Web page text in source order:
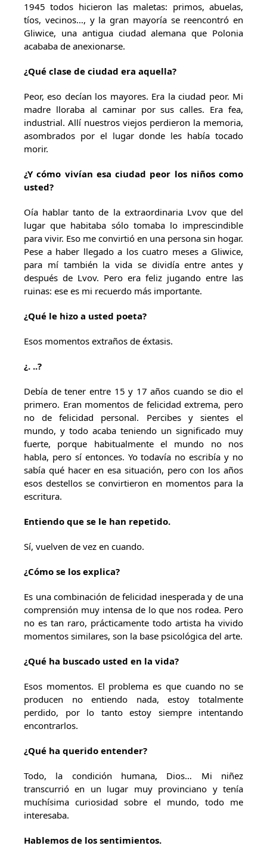
1945 todos hicieron las maletas: primos, abuelas,
tíos, vecinos…, y la gran mayoría se reencontró en
Gliwice, una antigua ciudad alemana que Polonia
acababa de anexionarse.
¿Qué clase de ciudad era aquella?
Peor, eso decían los mayores. Era la ciudad peor. Mi
madre lloraba al caminar por sus calles. Era fea,
industrial. Allí nuestros viejos perdieron la memoria,
asombrados por el lugar donde les había tocado
morir.
¿Y cómo vivían esa ciudad peor los niños como
usted?
Oía hablar tanto de la extraordinaria Lvov que del
lugar que habitaba sólo tomaba lo imprescindible
para vivir. Eso me convirtió en una persona sin hogar.
Pese a haber llegado a los cuatro meses a Gliwice,
para mí también la vida se dividía entre antes y
después de Lvov. Pero era feliz jugando entre las
ruinas: ese es mi recuerdo más importante.
¿Qué le hizo a usted poeta?
Esos momentos extraños de éxtasis.
¿. ..?
Debía de tener entre 15 y 17 años cuando se dio el
primero. Eran momentos de felicidad extrema, pero
no de felicidad personal. Percibes y sientes el
mundo, y todo acaba teniendo un significado muy
fuerte, porque habitualmente el mundo no nos
habla, pero sí entonces. Yo todavía no escribía y no
sabía qué hacer en esa situación, pero con los años
esos destellos se convirtieron en momentos para la
escritura.
Entiendo que se le han repetido.
Sí, vuelven de vez en cuando.
¿Cómo se los explica?
Es una combinación de felicidad inesperada y de una
comprensión muy intensa de lo que nos rodea. Pero
no es tan raro, prácticamente todo artista ha vivido
momentos similares, son la base psicológica del arte.
¿Qué ha buscado usted en la vida?
Esos momentos. El problema es que cuando no se
producen no entiendo nada, estoy totalmente
perdido, por lo tanto estoy siempre intentando
encontrarlos.
¿Qué ha querido entender?
Todo, la condición humana, Dios… Mi niñez
transcurrió en un lugar muy provinciano y tenía
muchísima curiosidad sobre el mundo, todo me
interesaba.
Hablemos de los sentimientos.